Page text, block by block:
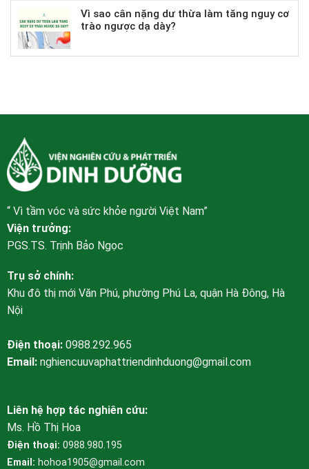
Vì sao cân nặng dư thừa làm tăng nguy cơ
trào ngược dạ dày?
“ Vì tầm vóc và sức khỏe người Việt Nam”
Viện trưởng:
PGS.TS. Trịnh Bảo Ngọc
Trụ sở chính:
Khu đô thị mới Văn Phú, phường Phú La, quận Hà Đông, Hà
Nội
Điện thoại: 0988.292.965
Email: nghiencuuvaphattriendinhduong@gmail.com
Liên hệ hợp tác nghiên cứu:
Ms. Hồ Thị Hoa
Điện thoại: 0988.980.195
Email: hohoa1905@gmail.com